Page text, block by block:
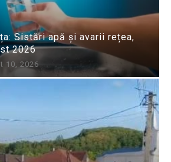
Sistări apă și avarii rețea,
2026
10, 2026